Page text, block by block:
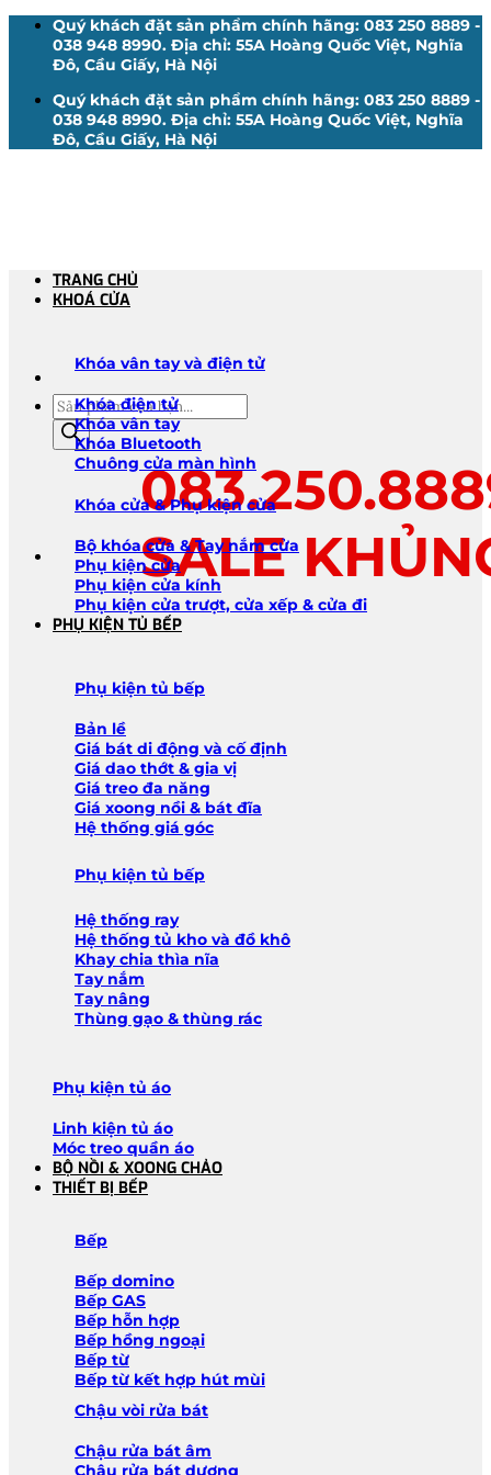
Quý khách đặt sản phẩm chính hãng: 083 250 8889 -
038 948 8990. Địa chỉ: 55A Hoàng Quốc Việt, Nghĩa
Đô, Cầu Giấy, Hà Nội
Quý khách đặt sản phẩm chính hãng: 083 250 8889 -
038 948 8990. Địa chỉ: 55A Hoàng Quốc Việt, Nghĩa
Đô, Cầu Giấy, Hà Nội
Tìm
kiếm
sản
phẩm
SALE
TRANG CHỦ
KHOÁ CỬA
Khóa vân tay và điện tử
Khóa điện tử
Khóa vân tay
Khóa Bluetooth
Chuông cửa màn hình
Khóa cửa & Phụ kiện cửa
Bộ khóa cửa & Tay nắm cửa
Phụ kiện cửa
Phụ kiện cửa kính
Phụ kiện cửa trượt, cửa xếp & cửa đi
PHỤ KIỆN TỦ BẾP
Phụ kiện tủ bếp
Bản lề
Giá bát di động và cố định
Giá dao thớt & gia vị
Giá treo đa năng
Giá xoong nồi & bát đĩa
Hệ thống giá góc
Phụ kiện tủ bếp
Hệ thống ray
Hệ thống tủ kho và đồ khô
Khay chia thìa nĩa
Tay nắm
Tay nâng
Thùng gạo & thùng rác
Phụ kiện tủ áo
Linh kiện tủ áo
Móc treo quần áo
BỘ NỒI & XOONG CHẢO
THIẾT BỊ BẾP
Bếp
Bếp domino
Bếp GAS
Bếp hỗn hợp
Bếp hồng ngoại
Bếp từ
Bếp từ kết hợp hút mùi
Chậu vòi rửa bát
Chậu rửa bát âm
Chậu rửa bát dương